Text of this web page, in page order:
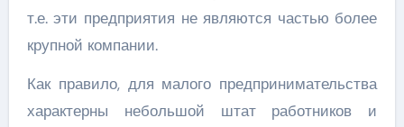
т.е. эти предприятия не являются частью более
крупной компании.
Как правило, для малого предпринимательства
характерны небольшой штат работников и